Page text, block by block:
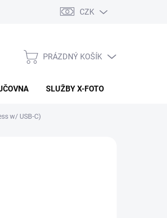
CZK
NÁKUPNÍ
PRÁZDNÝ KOŠÍK
SLUŽBY X-FOTO
w/ USB-C)